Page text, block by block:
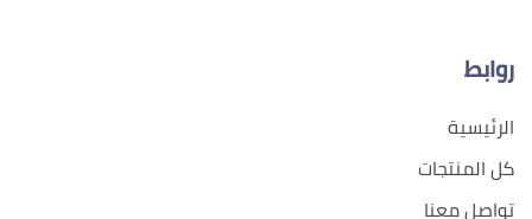
روابط
الرئيسية
كل المنتجات
تواصل معنا